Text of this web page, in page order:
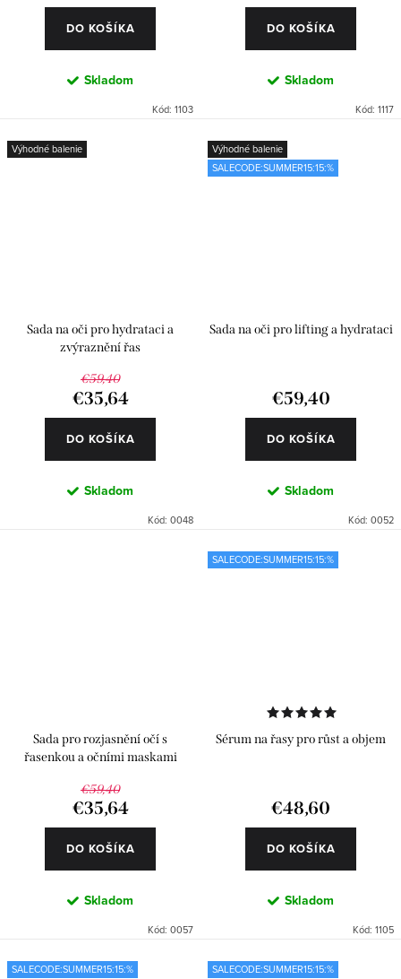
DO KOŠÍKA
Skladom
Kód: 1103
DO KOŠÍKA
Skladom
Kód: 1117
Výhodné balenie
Sada na oči pro hydrataci a
zvýraznění řas
€59,40
€35,64
DO KOŠÍKA
Skladom
Kód: 0048
Výhodné balenie
SALECODE:SUMMER15:15:%
Sada na oči pro lifting a hydrataci
€59,40
DO KOŠÍKA
Skladom
Kód: 0052
Sada pro rozjasnění očí s
řasenkou a očními maskami
€59,40
€35,64
DO KOŠÍKA
Skladom
Kód: 0057
SALECODE:SUMMER15:15:%
Sérum na řasy pro růst a objem
€48,60
DO KOŠÍKA
Skladom
Kód: 1105
SALECODE:SUMMER15:15:% SALECODE:SUMMER15:15:%